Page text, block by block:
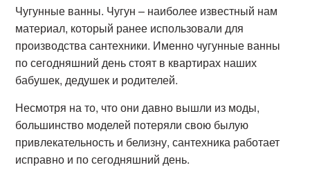
Чугунные ванны. Чугун – наиболее известный нам
материал, который ранее использовали для
производства сантехники. Именно чугунные ванны
по сегодняшний день стоят в квартирах наших
бабушек, дедушек и родителей.
Несмотря на то, что они давно вышли из моды,
большинство моделей потеряли свою былую
привлекательность и белизну, сантехника работает
исправно и по сегодняшний день.